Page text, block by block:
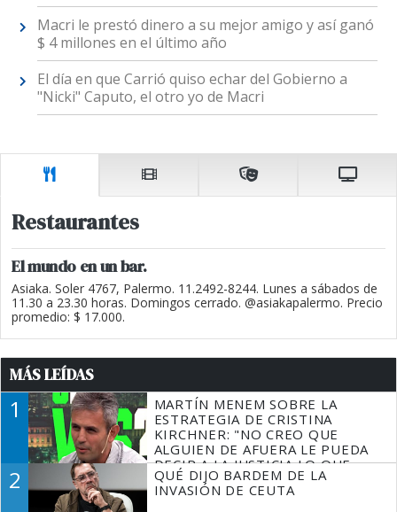
Macri le prestó dinero a su mejor amigo y así ganó
$ 4 millones en el último año
El día en que Carrió quiso echar del Gobierno a
"Nicki" Caputo, el otro yo de Macri
Restaurantes
El mundo en un bar.
Asiaka. Soler 4767, Palermo. 11.2492-8244. Lunes a sábados de
11.30 a 23.30 horas. Domingos cerrado. @asiakapalermo. Precio
promedio: $ 17.000.
MÁS LEÍDAS
1
MARTÍN MENEM SOBRE LA
ESTRATEGIA DE CRISTINA
KIRCHNER: "NO CREO QUE
ALGUIEN DE AFUERA LE PUEDA
DECIR A LA JUSTICIA LO QUE
TIENE QUE HACER"
2
QUÉ DIJO BARDEM DE LA
INVASIÓN DE CEUTA